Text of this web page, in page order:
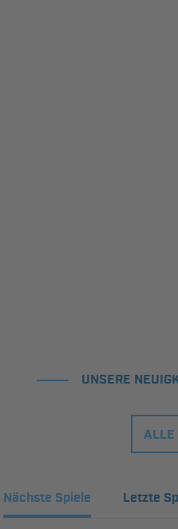
UNSERE
ALLE
Nächste Spiele Letzte